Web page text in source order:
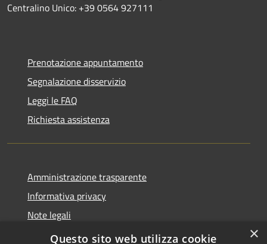
Centralino Unico: +39 0564 927111
Prenotazione appuntamento
Segnalazione disservizio
Leggi le FAQ
Richiesta assistenza
Amministrazione trasparente
Informativa privacy
Note legali
Dichiarazione di accessibilità
×
Questo sito web utilizza cookie